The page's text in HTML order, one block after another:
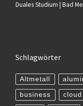
Duales Studium | Bad
Schlagwörter
Altmetall
business cloud